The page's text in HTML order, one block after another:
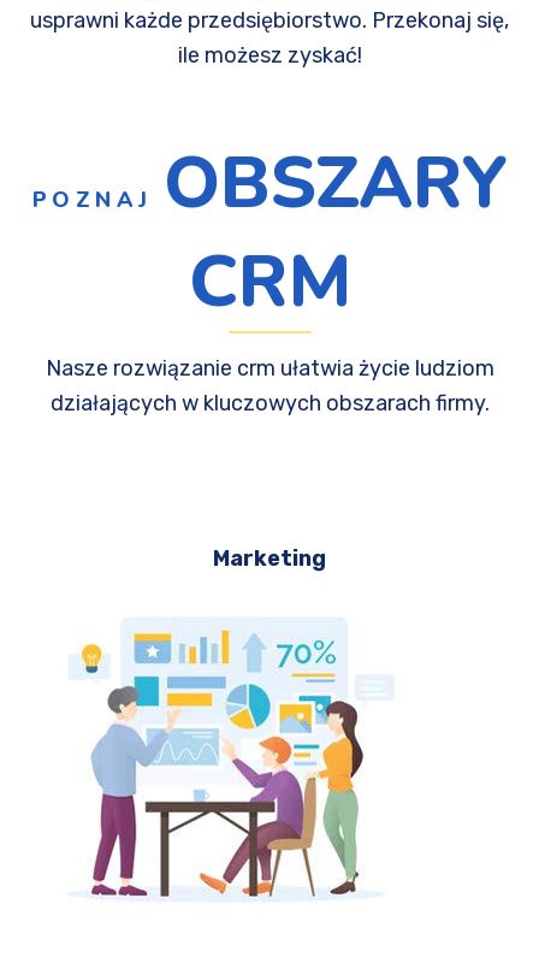
usprawni każde przedsiębiorstwo. Przekonaj się,
ile możesz zyskać!
POZNAJ
OBSZARY
CRM
Nasze rozwiązanie crm ułatwia życie ludziom
działających w kluczowych obszarach firmy.
Marketing